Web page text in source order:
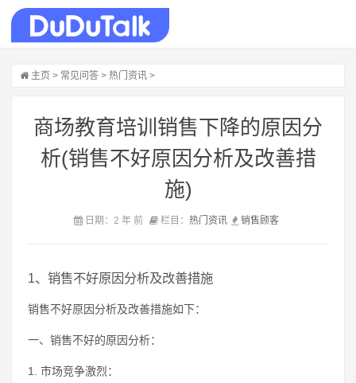
主页 > 常见问答 > 热门资讯 >
商场教育培训销售下降的原因分
析(销售不好原因分析及改善措
施)
日期：2 年 前 栏目： 热门资讯 销售顾客
1、销售不好原因分析及改善措施
销售不好原因分析及改善措施如下：
一、销售不好的原因分析：
1. 市场竞争激烈：